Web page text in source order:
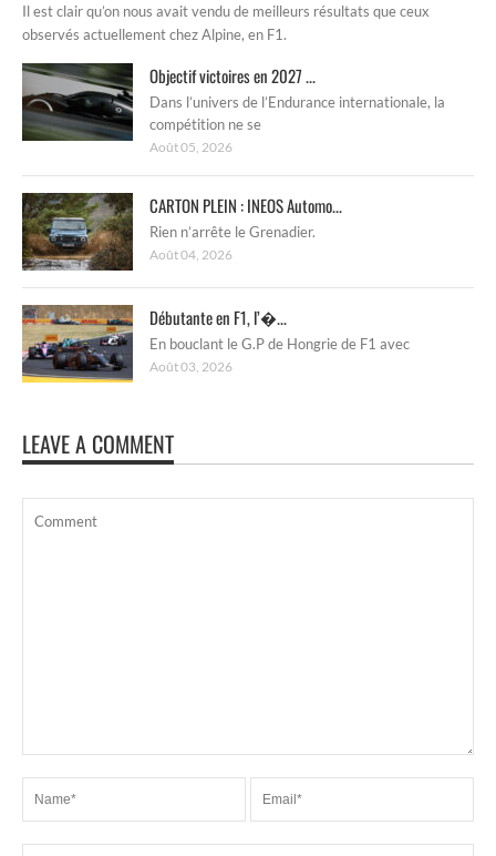
Il est clair qu’on nous avait vendu de meilleurs résultats que ceux
observés actuellement chez Alpine, en F1.
Objectif victoires en 2027 ...
Dans l’univers de l’Endurance internationale, la
compétition ne se
Août 05, 2026
CARTON PLEIN : INEOS Automo...
Rien n’arrête le Grenadier.
Août 04, 2026
Débutante en F1, l’�...
En bouclant le G.P de Hongrie de F1 avec
Août 03, 2026
LEAVE A COMMENT